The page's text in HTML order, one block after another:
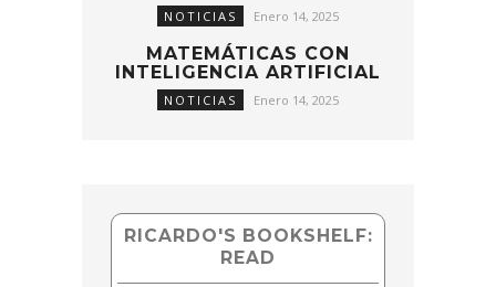
NOTICIAS Enero 14, 2025
MATEMÁTICAS CON
INTELIGENCIA ARTIFICIAL
NOTICIAS Enero 14, 2025
RICARDO'S BOOKSHELF:
READ